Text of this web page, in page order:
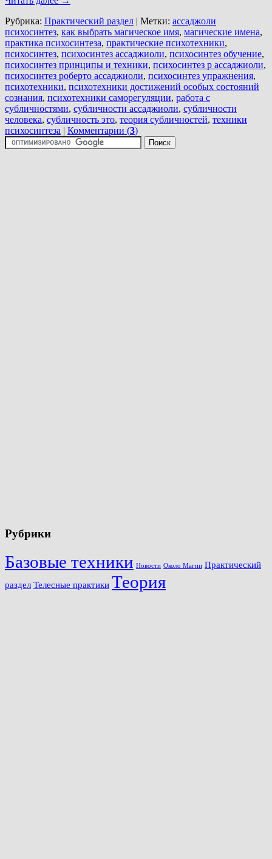
Рубрика: Практический раздел | Метки: ассаджоли
психосинтез, как выбрать магическое имя, магические имена,
практика психосинтеза, практические психотехники,
психосинтез, психосинтез ассаджиоли, психосинтез обучение,
психосинтез принципы и техники, психосинтез р ассаджиоли,
психосинтез роберто ассаджиоли, психосинтез упражнения,
психотехники, психотехники достижений особых состояний
сознания, психотехники саморегуляции, работа с
субличностями, субличности ассаджиоли, субличности
человека, субличность это, теория субличностей, техники
психосинтеза | Комментарии (3)
Рубрики
Базовые техники Новости Около Магии Практический
раздел Телесные практики Теория